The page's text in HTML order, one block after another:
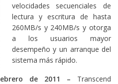
velocidades secuenciales de
lectura y escritura de hasta
260MB/s y 240MB/s y otorga
a los usuarios mayor
desempeño y un arranque del
sistema más rápido.
ebrero de 2011 – Transcend